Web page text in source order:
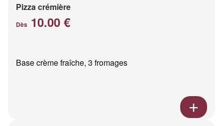
Pizza crémière
Dès 10.00 €
Base crème fraîche, 3 fromages